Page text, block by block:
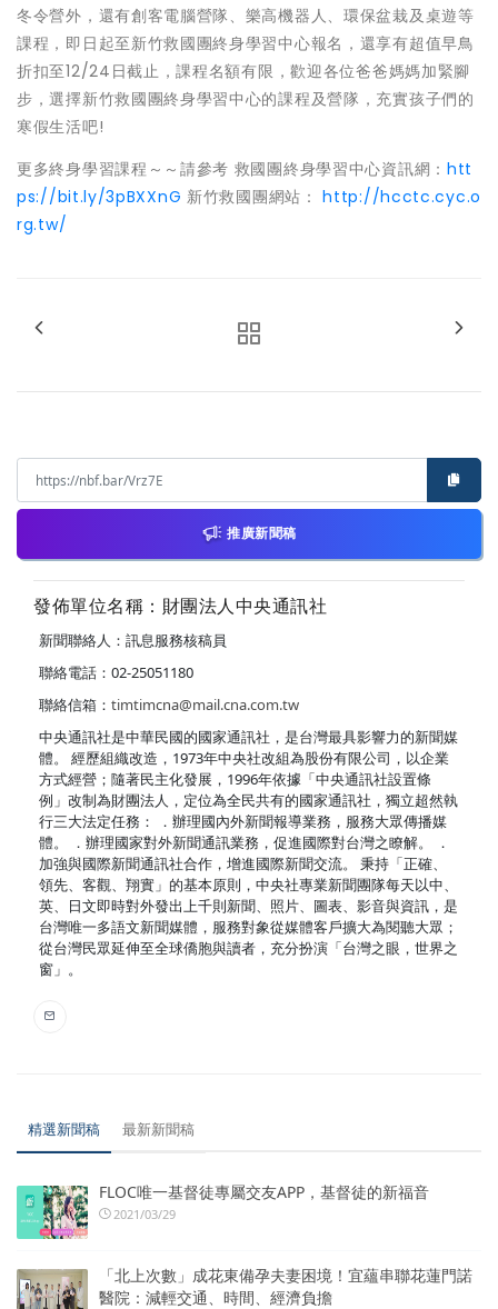
冬令營外，還有創客電腦營隊、樂高機器人、環保盆栽及桌遊等
課程，即日起至新竹救國團終身學習中心報名，還享有超值早鳥
折扣至12/24日截止，課程名額有限，歡迎各位爸爸媽媽加緊腳
步，選擇新竹救國團終身學習中心的課程及營隊，充實孩子們的
寒假生活吧!
更多終身學習課程～～請參考 救國團終身學習中心資訊網： htt
ps://bit.ly/3pBXXnG 新竹救國團網站：http://hcctc.cyc.o
rg.tw/
推廣新聞稿
發佈單位名稱：財團法人中央通訊社
新聞聯絡人：訊息服務核稿員
聯絡電話：02-25051180
聯絡信箱： timtimcna@mail.cna.com.tw
中央通訊社是中華民國的國家通訊社，是台灣最具影響力的新聞媒
體。 經歷組織改造，1973年中央社改組為股份有限公司，以企業
方式經營；隨著民主化發展，1996年依據「中央通訊社設置條
例」改制為財團法人，定位為全民共有的國家通訊社，獨立超然執
行三大法定任務： ．辦理國內外新聞報導業務，服務大眾傳播媒
體。 ．辦理國家對外新聞通訊業務，促進國際對台灣之瞭解。 ．
加強與國際新聞通訊社合作，增進國際新聞交流。 秉持「正確、
領先、客觀、翔實」的基本原則，中央社專業新聞團隊每天以中、
英、日文即時對外發出上千則新聞、照片、圖表、影音與資訊，是
台灣唯一多語文新聞媒體，服務對象從媒體客戶擴大為閱聽大眾；
從台灣民眾延伸至全球僑胞與讀者，充分扮演「台灣之眼，世界之
窗」。
精選新聞稿 最新新聞稿
FLOC唯一基督徒專屬交友APP，基督徒的新福音
2021/03/29
「北上次數」成花東備孕夫妻困境！宜蘊串聯花蓮門諾
醫院：減輕交通、時間、經濟負擔